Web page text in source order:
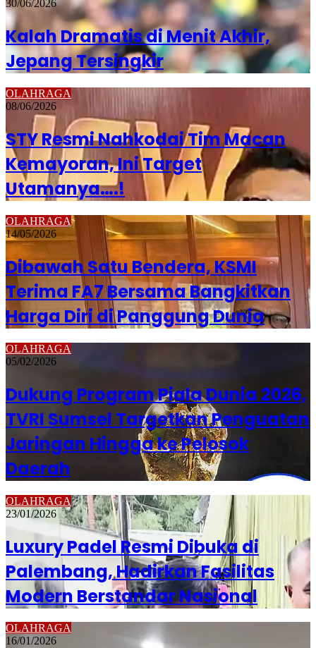
30/06/2026
Kalah Dramatis di Menit Akhir,
Jepang Tersingkir
OLAHRAGA
08/06/2026
STY Resmi Nahkodai Tim Macan
Kemayoran, Ini Target
Utamanya….!
OLAHRAGA
14/05/2026
Dibawah Satu Bendera, KSMI
Terima FA7 Bersama Bangkitkan
Harga Diri di Panggung Dunia
OLAHRAGA
05/02/2026
Dukung Program Piala Dunia 2026,
TVRI Sumsel Targetkan Penguatan
Jaringan Hingga ke Pelosok
Daerah
OLAHRAGA
23/01/2026
Luxury Padel Resmi Dibuka di
Palembang, Hadirkan Fasilitas
Modern Berstandar Nasional
OLAHRAGA
16/01/2026